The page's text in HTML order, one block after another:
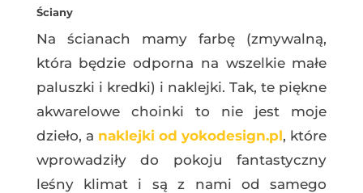
Ściany
Na ścianach mamy farbę (zmywalną,
która będzie odporna na wszelkie małe
paluszki i kredki) i naklejki. Tak, te piękne
akwarelowe choinki to nie jest moje
dzieło, a naklejki od yokodesign.pl, które
wprowadziły do pokoju fantastyczny
leśny klimat i są z nami od samego